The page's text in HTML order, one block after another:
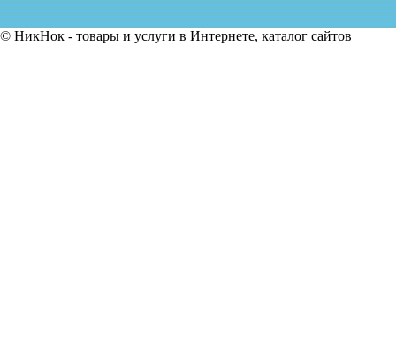
© НикНок - товары и услуги в Интернете, каталог сайтов